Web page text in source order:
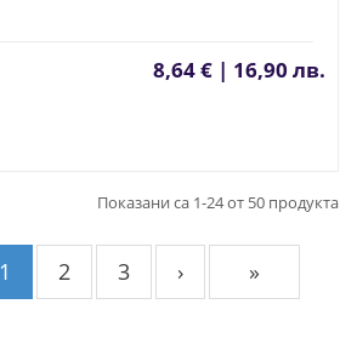
8,64 € | 16,90 лв.
Показани са 1-24 от 50 продукта
1 2 3 › »